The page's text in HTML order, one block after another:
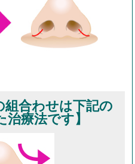
組合わせは下記の
療法です】